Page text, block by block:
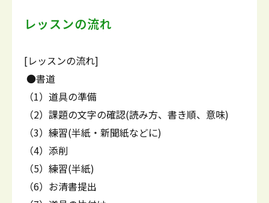
レッスンの流れ
[レッスンの流れ]
●書道
（1）道具の準備
（2）課題の文字の確認(読み方、書き順、意味)
（3）練習(半紙・新聞紙などに)
（4）添削
（5）練習(半紙)
（6）お清書提出